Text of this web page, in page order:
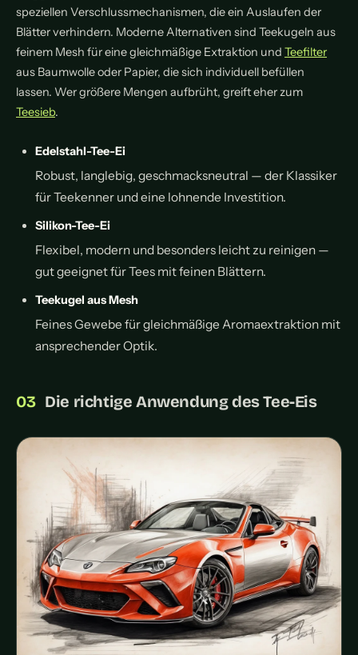
speziellen Verschlussmechanismen, die ein Auslaufen der
Blätter verhindern. Moderne Alternativen sind Teekugeln aus
feinem Mesh für eine gleichmäßige Extraktion und Teefilter
aus Baumwolle oder Papier, die sich individuell befüllen
lassen. Wer größere Mengen aufbrüht, greift eher zum
Teesieb.
Edelstahl-Tee-Ei
Robust, langlebig, geschmacksneutral — der Klassiker
für Teekenner und eine lohnende Investition.
Silikon-Tee-Ei
Flexibel, modern und besonders leicht zu reinigen —
gut geeignet für Tees mit feinen Blättern.
Teekugel aus Mesh
Feines Gewebe für gleichmäßige Aromaextraktion mit
ansprechender Optik.
Die richtige Anwendung des Tee-Eis